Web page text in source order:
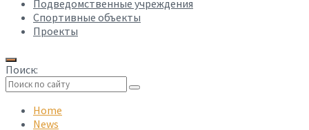
Подведомственные учреждения
Спортивные объекты
Проекты
Поиск:
search
Home
News